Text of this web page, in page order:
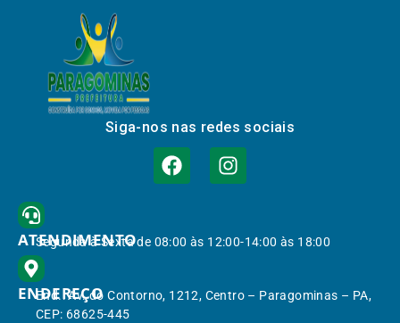
Siga-nos nas redes sociais
ATENDIMENTO
Segunda à Sexta de 08:00 às 12:00-14:00 às 18:00
ENDEREÇO
End.: Av. do Contorno, 1212, Centro – Paragominas – PA,
CEP: 68625-445